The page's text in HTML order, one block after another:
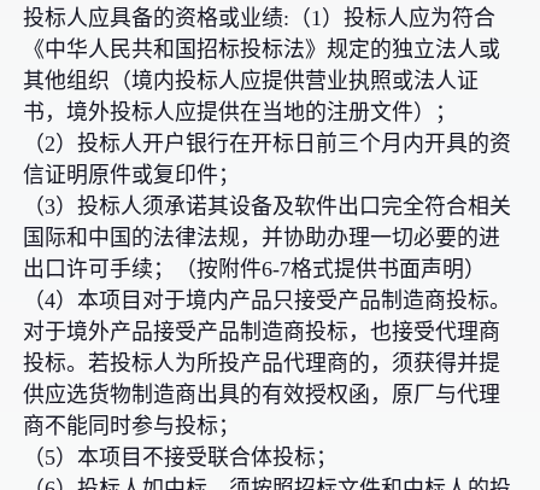
投标人应具备的资格或业绩:（1）投标人应为符合
《中华人民共和国招标投标法》规定的独立法人或
其他组织（境内投标人应提供营业执照或法人证
书，境外投标人应提供在当地的注册文件）；
（2）投标人开户银行在开标日前三个月内开具的资
信证明原件或复印件；
（3）投标人须承诺其设备及软件出口完全符合相关
国际和中国的法律法规，并协助办理一切必要的进
出口许可手续；（按附件6-7格式提供书面声明）
（4）本项目对于境内产品只接受产品制造商投标。
对于境外产品接受产品制造商投标，也接受代理商
投标。若投标人为所投产品代理商的，须获得并提
供应选货物制造商出具的有效授权函，原厂与代理
商不能同时参与投标；
（5）本项目不接受联合体投标；